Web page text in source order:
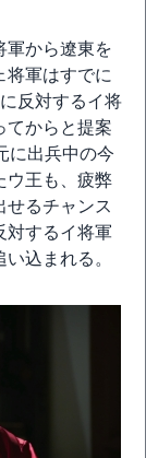
軍から遼東を
将軍はすでに
反対するイ将
てからと提案
に出兵中の今
ウ王も、疲弊
せるチャンス
対するイ将軍
込まれる。